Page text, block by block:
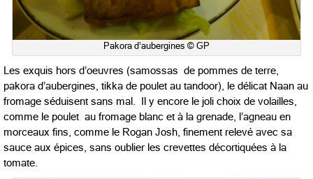
Pakora d’aubergines © GP
Les exquis hors d’oeuvres (samossas de pommes de terre,
pakora d’aubergines, tikka de poulet au tandoor), le délicat Naan au
fromage séduisent sans mal. Il y encore le joli choix de volailles,
comme le poulet au fromage blanc et à la grenade, l’agneau en
morceaux fins, comme le Rogan Josh, finement relevé avec sa
sauce aux épices, sans oublier les crevettes décortiquées à la
tomate.